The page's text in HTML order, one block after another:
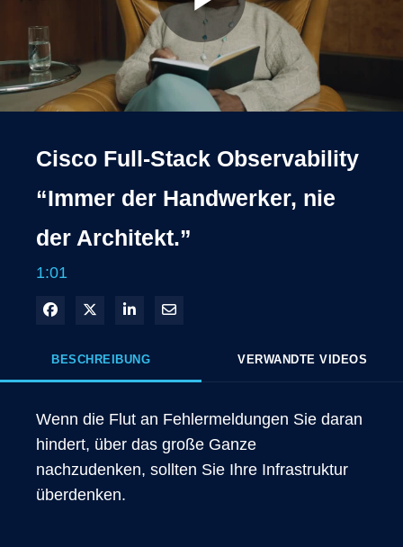
Play
Cisco Full-Stack Observability
“Immer der Handwerker, nie
der Architekt.”
1:01
In Facebook freigeben
Teilen auf X
In LinkedIn teilen
Per E-Mail teilen
BESCHREIBUNG VERWANDTE VIDEOS
Wenn die Flut an Fehlermeldungen Sie daran
hindert, über das große Ganze
nachzudenken, sollten Sie Ihre Infrastruktur
überdenken.